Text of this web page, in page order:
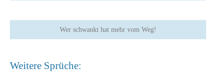
Wer schwankt hat mehr vom Weg!
Weitere Sprüche: